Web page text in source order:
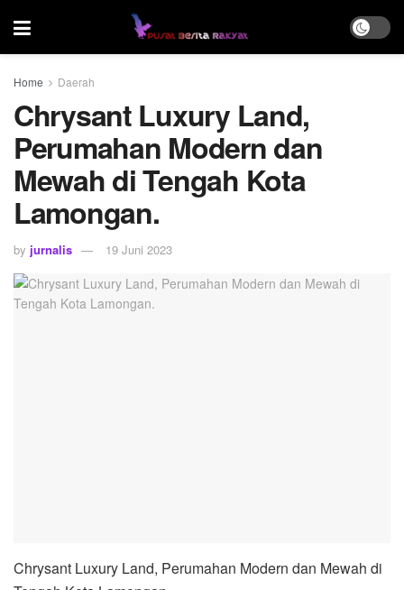
Home Daerah
Chrysant Luxury Land,
Perumahan Modern dan
Mewah di Tengah Kota
Lamongan.
by jurnalis 19 Juni 2023
Chrysant Luxury Land, Perumahan Modern dan Mewah di